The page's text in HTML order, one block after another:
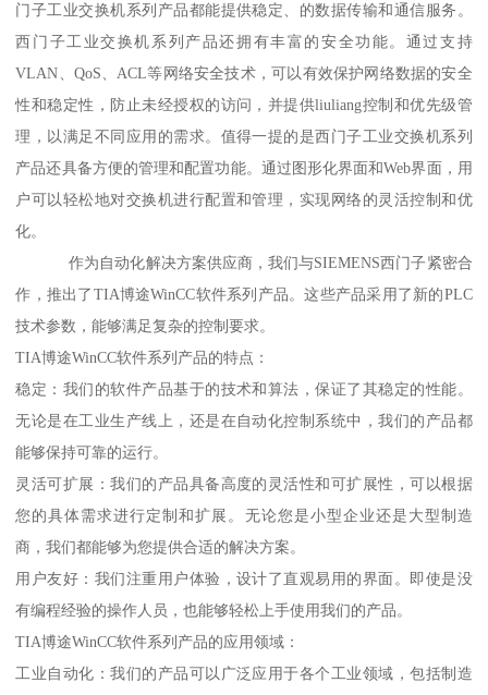
门子工业交换机系列产品都能提供稳定、的数据传输和通信服务。
西门子工业交换机系列产品还拥有丰富的安全功能。通过支持
VLAN、QoS、ACL等网络安全技术，可以有效保护网络数据的安全
性和稳定性，防止未经授权的访问，并提供liuliang控制和优先级管
理，以满足不同应用的需求。值得一提的是西门子工业交换机系列
产品还具备方便的管理和配置功能。通过图形化界面和Web界面，用
户可以轻松地对交换机进行配置和管理，实现网络的灵活控制和优
化。
作为自动化解决方案供应商，我们与SIEMENS西门子紧密合
作，推出了TIA博途WinCC软件系列产品。这些产品采用了新的PLC
技术参数，能够满足复杂的控制要求。
TIA博途WinCC软件系列产品的特点：
稳定：我们的软件产品基于的技术和算法，保证了其稳定的性能。
无论是在工业生产线上，还是在自动化控制系统中，我们的产品都
能够保持可靠的运行。
灵活可扩展：我们的产品具备高度的灵活性和可扩展性，可以根据
您的具体需求进行定制和扩展。无论您是小型企业还是大型制造
商，我们都能够为您提供合适的解决方案。
用户友好：我们注重用户体验，设计了直观易用的界面。即使是没
有编程经验的操作人员，也能够轻松上手使用我们的产品。
TIA博途WinCC软件系列产品的应用领域：
工业自动化：我们的产品可以广泛应用于各个工业领域，包括制造